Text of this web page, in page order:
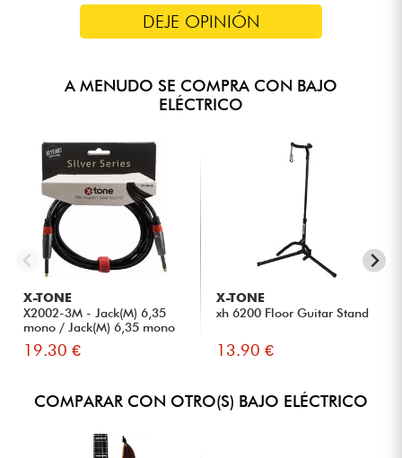
DEJE OPINIÓN
A MENUDO SE COMPRA CON BAJO
ELÉCTRICO
X-TONE
X2002-3M - Jack(M) 6,35
mono / Jack(M) 6,35 mono
S...
19.30 €
X-TONE
xh 6200 Floor Guitar Stand
13.90 €
COMPARAR CON OTRO(S) BAJO ELÉCTRICO